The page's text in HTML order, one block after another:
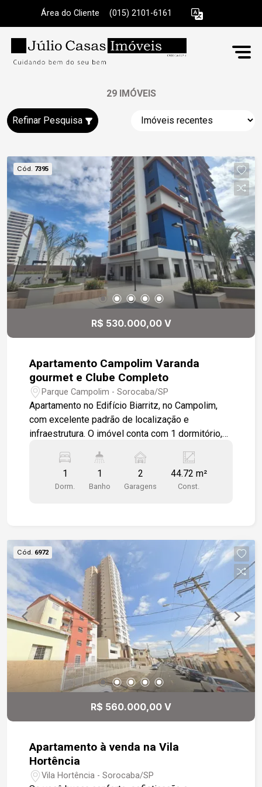
Área do Cliente (015) 2101-6161
29 IMÓVEIS
Refinar Pesquisa
Cód. 7395
R$ 530.000,00 V
Apartamento Campolim Varanda
gourmet e Clube Completo
Parque Campolim - Sorocaba/SP
Apartamento no Edifício Biarritz, no Campolim,
com excelente padrão de localização e
infraestrutura. O imóvel conta com 1 dormitório,
uma agradável varanda gourmet com vista
privilegiada para o clube do condomínio.
Localizado em uma das ruas mais nobres do
comodidade, com quiosque com churrasqueira,
piscina, deck, academia equipada, salão de
festas, quadra poliesportiva e área kids.
1
Dorm.
1
Banho
2
Garagens
44.72 m²
Const.
Cód. 6972
R$ 560.000,00 V
Apartamento à venda na Vila
Hortência
Vila Hortência - Sorocaba/SP